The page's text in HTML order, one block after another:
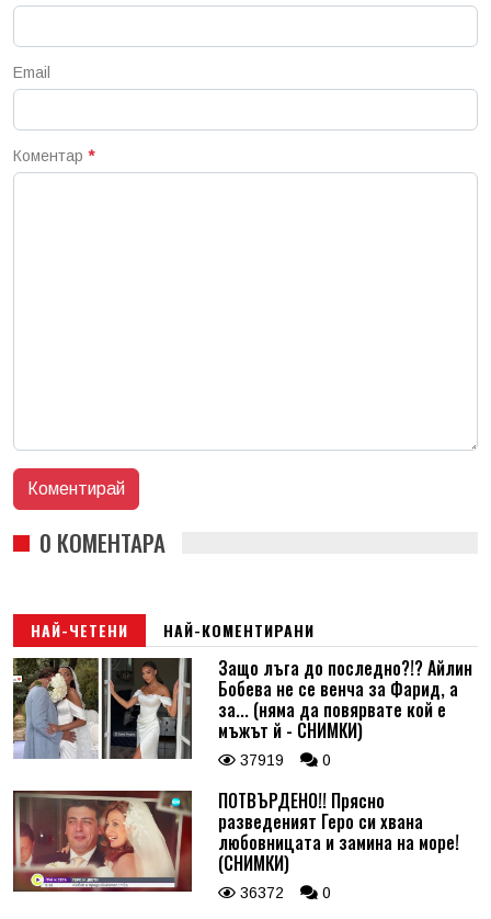
Email
Коментар *
0 КОМЕНТАРА
НАЙ-ЧЕТЕНИ НАЙ-КОМЕНТИРАНИ
Защо лъга до последно?!? Айлин
Бобева не се венча за Фарид, а
за... (няма да повярвате кой е
мъжът й - СНИМКИ)
37919 0
ПОТВЪРДЕНО!! Прясно
разведеният Геро си хвана
любовницата и замина на море!
(СНИМКИ)
36372 0